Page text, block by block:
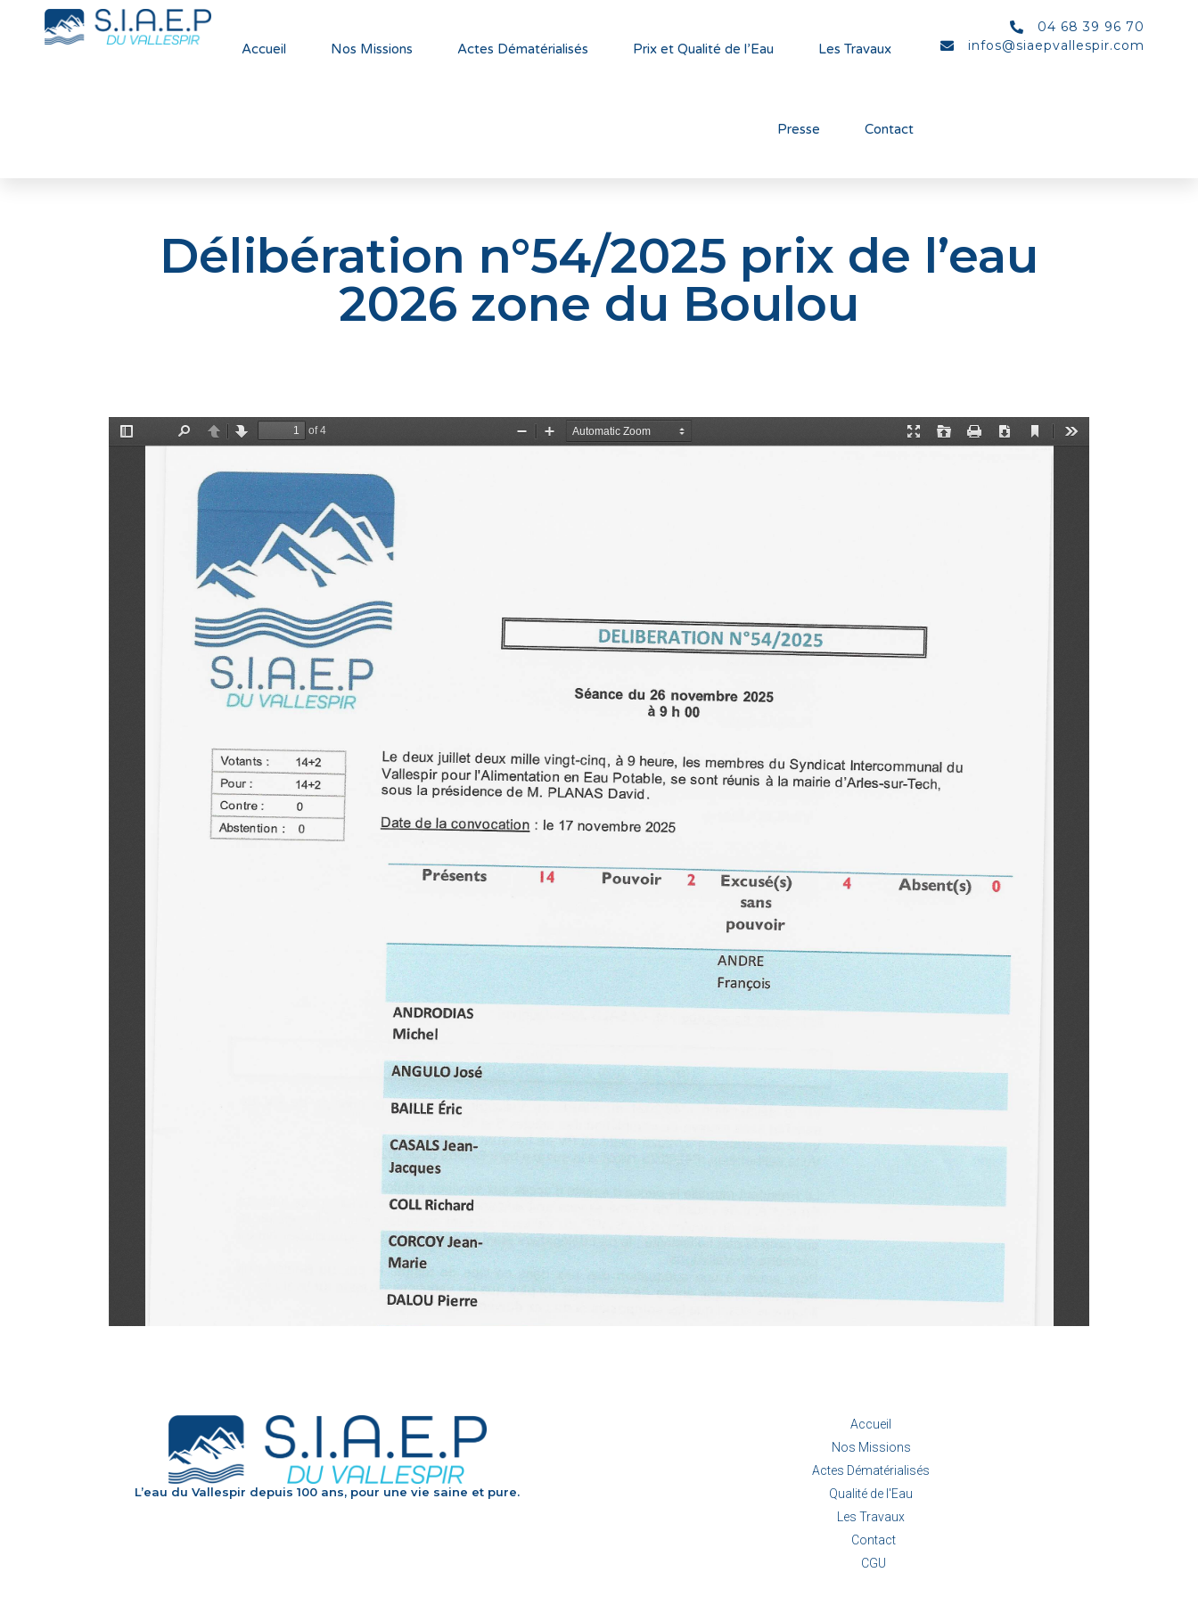
Accueil Nos Missions Actes Dématérialisés Prix et Qualité de l’Eau Les Travaux
Presse Contact
04 68 39 96 70
infos@siaepvallespir.com
Délibération n°54/2025 prix de l’eau
2026 zone du Boulou
L’eau du Vallespir depuis 100 ans, pour une vie saine et pure.
Accueil
Nos Missions
Actes Dématérialisés
Qualité de l'Eau
Les Travaux
Contact
CGU